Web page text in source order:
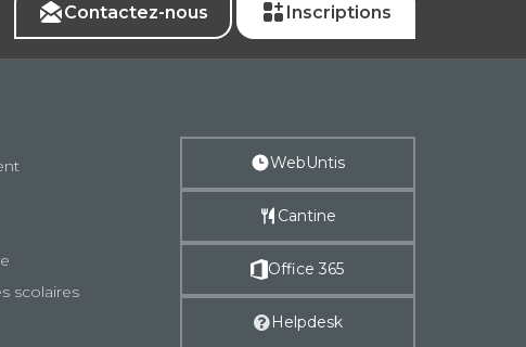
Contactez-nous Inscriptions
scolaires
WebUntis
Cantine
Office 365
Helpdesk